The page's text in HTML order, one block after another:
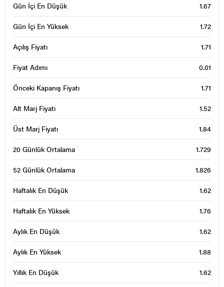
Gün İçi En Düşük 1.67
Gün İçi En Yüksek 1.72
Açılış Fiyatı 1.71
Fiyat Adımı 0.01
Önceki Kapanış Fiyatı 1.71
Alt Marj Fiyatı 1.52
Üst Marj Fiyatı 1.84
20 Günlük Ortalama 1.729
52 Günlük Ortalama 1.826
Haftalık En Düşük 1.62
Haftalık En Yüksek 1.76
Aylık En Düşük 1.62
Aylık En Yüksek 1.88
Yıllık En Düşük 1.62